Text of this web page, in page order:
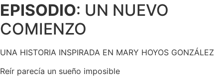
EPISODIO: UN NUEVO
COMIENZO
UNA HISTORIA INSPIRADA EN MARY HOYOS GONZÁLEZ
Reír parecía un sueño imposible